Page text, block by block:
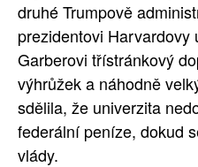
druhé Trumpově
prezidentovi Harvardovy
Garberovi třístránkový
výhrůžek a náhodně
sdělila, že univerzita
federální peníze, dokud
vlády.